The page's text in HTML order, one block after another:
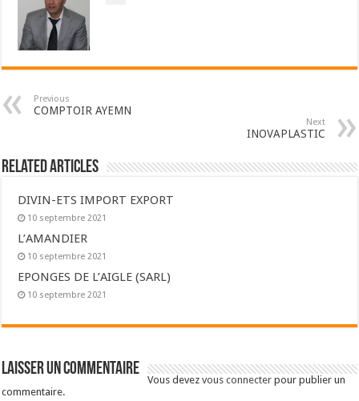
Previous
COMPTOIR AYEMN
Next
INOVAPLASTIC
Related Articles
DIVIN-ETS IMPORT EXPORT
10 septembre 2021
L’AMANDIER
10 septembre 2021
EPONGES DE L’AIGLE (SARL)
10 septembre 2021
Laisser un commentaire
Vous devezvous connecter pour publier un
commentaire.